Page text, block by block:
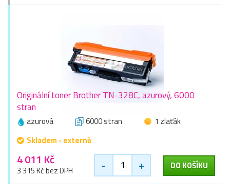
Originální toner Brother TN-328C, azurový, 6000
stran
azurová 6000 stran
1 zlaťák
Skladem - externě
4 011 Kč
3 315 Kč bez DPH - + DO KOŠÍKU